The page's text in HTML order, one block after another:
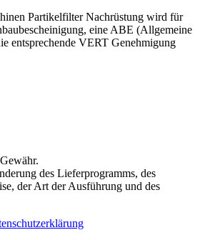
Partikelfilter Nachrüstung wird für
eine ABE (Allgemeine
entsprechende VERT Genehmigung
des Lieferprogramms, des
der Art der Ausführung und des